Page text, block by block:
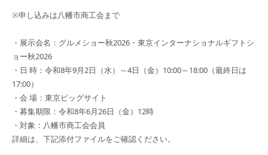
※申し込みは八幡市商工会まで
・展示会名：グルメショー秋2026・東京インターナショナルギフトシ
ョー秋2026
・日 時：令和8年9月2日（水）～4日（金）10:00～18:00（最終日は
17:00）
・会 場：東京ビッグサイト
・募集期限：令和8年6月26日（金）12時
・対象：八幡市商工会会員
詳細は、下記添付ファイルをご確認ください。